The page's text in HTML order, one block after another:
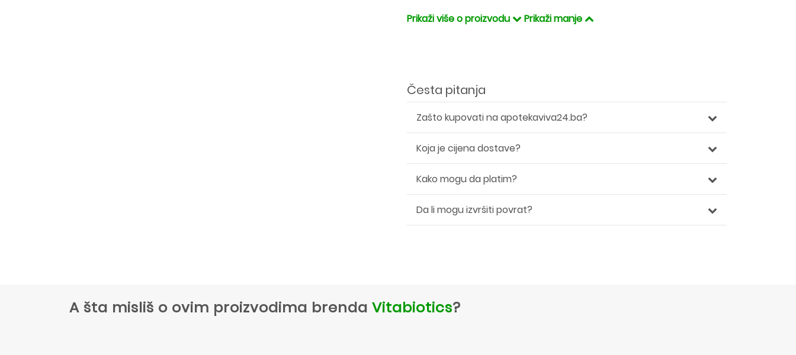
Prikaži više o proizvodu
Prikaži manje
Česta pitanja
Zašto kupovati na apotekaviva24.ba?
Koja je cijena dostave?
Kako mogu da platim?
Da li mogu izvršiti povrat?
A šta misliš o ovim proizvodima brenda Vitabiotics?